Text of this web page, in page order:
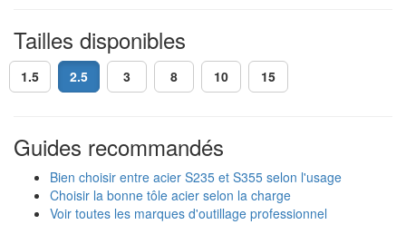
Tailles disponibles
1.5 2.5 3 8 10 15
Guides recommandés
Bien choisir entre acier S235 et S355 selon l'usage
Choisir la bonne tôle acier selon la charge
Voir toutes les marques d'outillage professionnel